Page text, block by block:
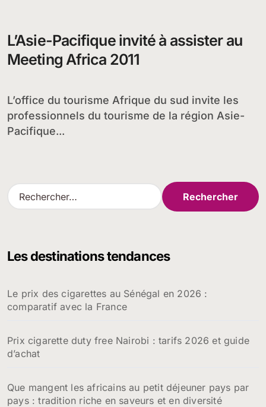
L’Asie-Pacifique invité à assister au
Meeting Africa 2011
L’office du tourisme Afrique du sud invite les
professionnels du tourisme de la région Asie-
Pacifique...
R
e
r
e
r
Les destinations tendances
Le prix des cigarettes au Sénégal en 2026 :
comparatif avec la France
Prix cigarette duty free Nairobi : tarifs 2026 et guide
d’achat
Que mangent les africains au petit déjeuner pays par
pays : tradition riche en saveurs et en diversité